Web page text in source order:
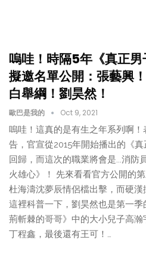
嗚哇！時隔5年《真正男
擬邀名單公開：張藝興
白舉綱！劉昊然！
歐巴是我的 Oct 9, 2021
嗚哇！這真的是有生之年系列啊
告，官宣從2015年開始播出的《
回歸，而這次的職業將會是...消防
火雄心》！ 先來看看官方公開的
杜海濤沈夢辰情侶檔出擊，而硬漢
這裡科普一下，劉昊然也是第一
荊斬棘的哥哥》中的大小兒子高
丁程鑫，最後還有王可！…